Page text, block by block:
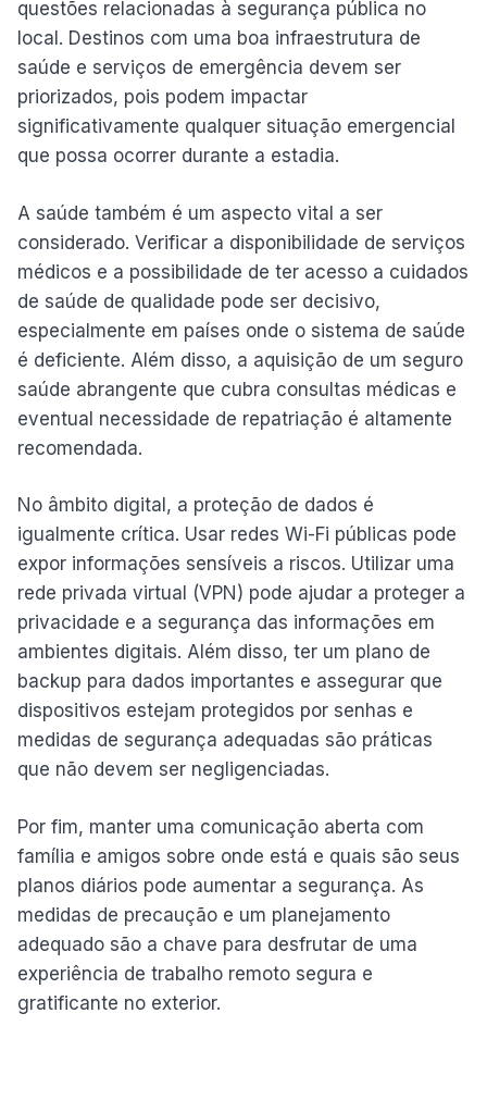
questões relacionadas à segurança pública no
local. Destinos com uma boa infraestrutura de
saúde e serviços de emergência devem ser
priorizados, pois podem impactar
significativamente qualquer situação emergencial
que possa ocorrer durante a estadia.
A saúde também é um aspecto vital a ser
considerado. Verificar a disponibilidade de serviços
médicos e a possibilidade de ter acesso a cuidados
de saúde de qualidade pode ser decisivo,
especialmente em países onde o sistema de saúde
é deficiente. Além disso, a aquisição de um seguro
saúde abrangente que cubra consultas médicas e
eventual necessidade de repatriação é altamente
recomendada.
No âmbito digital, a proteção de dados é
igualmente crítica. Usar redes Wi-Fi públicas pode
expor informações sensíveis a riscos. Utilizar uma
rede privada virtual (VPN) pode ajudar a proteger a
privacidade e a segurança das informações em
ambientes digitais. Além disso, ter um plano de
backup para dados importantes e assegurar que
dispositivos estejam protegidos por senhas e
medidas de segurança adequadas são práticas
que não devem ser negligenciadas.
Por fim, manter uma comunicação aberta com
família e amigos sobre onde está e quais são seus
planos diários pode aumentar a segurança. As
medidas de precaução e um planejamento
adequado são a chave para desfrutar de uma
experiência de trabalho remoto segura e
gratificante no exterior.